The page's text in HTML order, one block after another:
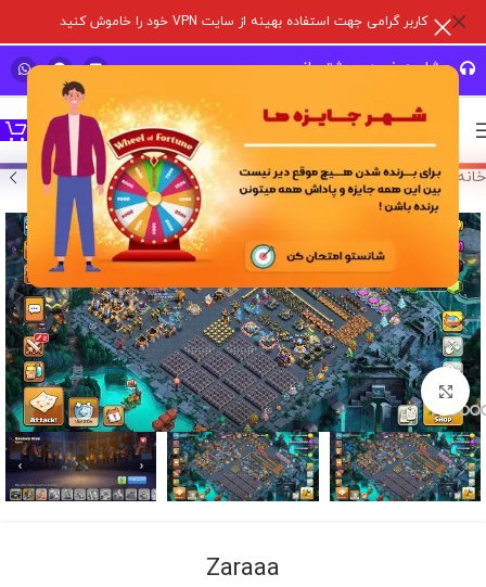
کاربر گرامی جهت استفاده بهینه از سایت VPN خود را خاموش کنید
مشاوره خرید و پشتیبانی سریع
خانه خرید اکانت بازی/اکانت کلش آف کلنز
برای بزرگنمایی کلیک کنید
Zaraaa